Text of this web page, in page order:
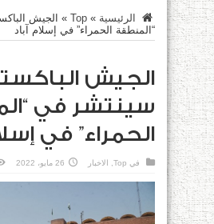
الرئيسية »
Top
» الجيش
“المنطقة الحمراء” في إسلام آباد
الجيش
سينتشر في
الحمراء” في
في Top الاخبار 26 مايو، 2022